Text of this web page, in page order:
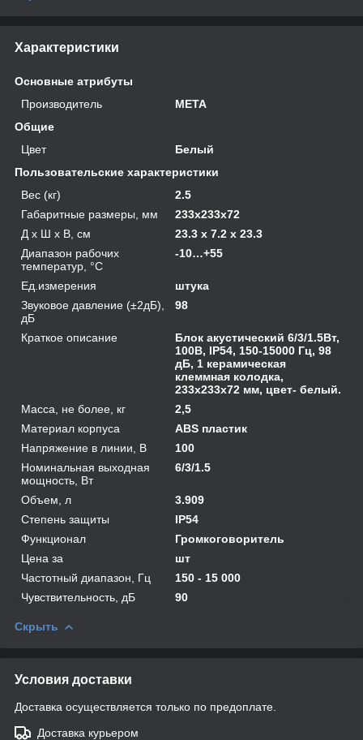
Характеристики
Основные атрибуты
Производитель
МЕТА
Общие
Цвет
Белый
Пользовательские характеристики
Вес (кг)
2.5
Габаритные размеры, мм
233x233x72
Д х Ш х В, см
23.3 x 7.2 x 23.3
Диапазон рабочих
температур, °С
-10…+55
Ед.измерения
штука
Звуковое давление (±2дБ),
дБ
98
Краткое описание
Блок акустический 6/3/1.5Вт,
100В, IP54, 150-15000 Гц, 98
дБ, 1 керамическая
клеммная колодка,
233х233х72 мм, цвет- белый.
Масса, не более, кг
2,5
Материал корпуса
ABS пластик
Напряжение в линии, В
100
Номинальная выходная
мощность, Вт
6/3/1.5
Объем, л
3.909
Степень защиты
IP54
Функционал
Громкоговоритель
Цена за
шт
Частотный диапазон, Гц
150 - 15 000
Чувствительность, дБ
90
Скрыть
Условия доставки
Доставка осуществляется только по предоплате.
Доставка курьером